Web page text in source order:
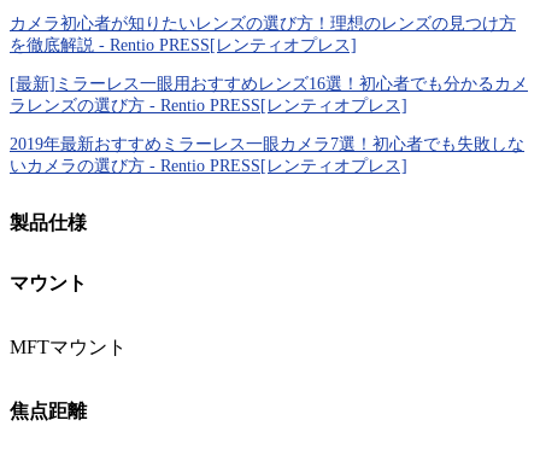
カメラ初心者が知りたいレンズの選び方！理想のレンズの見つけ方
を徹底解説 - Rentio PRESS[レンティオプレス]
[最新]ミラーレス一眼用おすすめレンズ16選！初心者でも分かるカメ
ラレンズの選び方 - Rentio PRESS[レンティオプレス]
2019年最新おすすめミラーレス一眼カメラ7選！初心者でも失敗しな
いカメラの選び方 - Rentio PRESS[レンティオプレス]
製品仕様
マウント
MFTマウント
焦点距離